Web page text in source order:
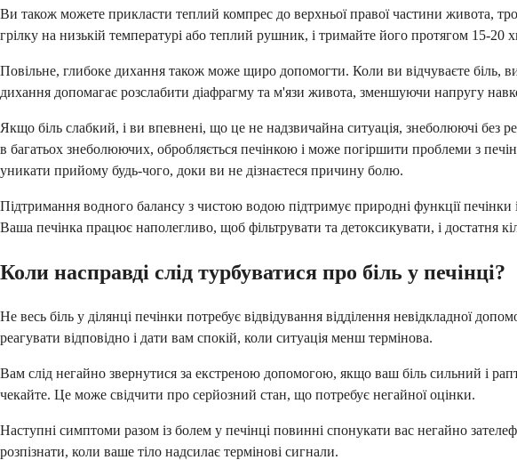
Ви також можете прикласти теплий компрес до верхньої правої частини живота,
грілку на низькій температурі або теплий рушник, і тримайте його протягом 15-
Повільне, глибоке дихання також може щиро допомогти. Коли ви відчуваєте
дихання допомагає розслабити діафрагму та м'язи живота, зменшуючи напругу
Якщо біль слабкий, і ви впевнені, що це не надзвичайна ситуація, знеболюючі без
в багатьох знеболюючих, обробляється печінкою і може погіршити проблеми з
уникати прийому будь-чого, доки ви не дізнаєтеся причину болю.
Підтримання водного балансу з чистою водою підтримує природні функції
Ваша печінка працює наполегливо, щоб фільтрувати та детоксикувати, і достатня
Коли насправді слід турбуватися про біль у печінці?
Не весь біль у ділянці печінки потребує відвідування відділення невідкладної
реагувати відповідно і дати вам спокій, коли ситуація менш термінова.
Вам слід негайно звернутися за екстреною допомогою, якщо ваш біль сильний і
чекайте. Це може свідчити про серйозний стан, що потребує негайної оцінки.
Наступні симптоми разом із болем у печінці повинні спонукати вас негайно
розпізнати, коли ваше тіло надсилає термінові сигнали.